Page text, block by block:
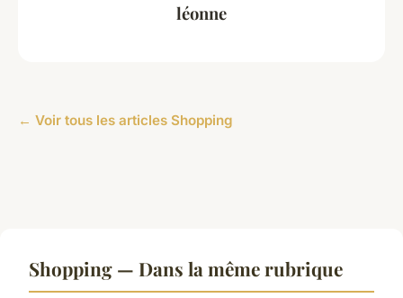
léonne
← Voir tous les articles Shopping
Shopping — Dans la même rubrique